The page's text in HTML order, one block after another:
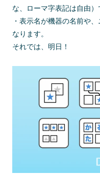
な、ローマ字表記は自由）
・表示名が機器の名前や
なります。
それでは、明日！